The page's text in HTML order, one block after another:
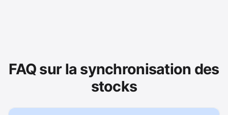
FAQ sur la synchronisation des
stocks